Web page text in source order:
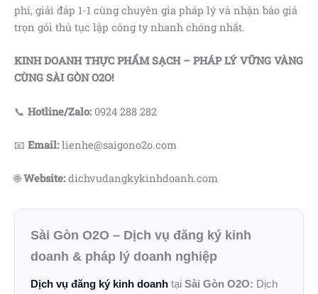
phí, giải đáp 1-1 cùng chuyên gia pháp lý và nhận báo giá
trọn gói thủ tục lập công ty nhanh chóng nhất.
KINH DOANH THỰC PHẨM SẠCH – PHÁP LÝ VỮNG VÀNG
CÙNG SÀI GÒN O2O!
📞 Hotline/Zalo:0924 288 282
📧 Email:lienhe@saigono2o.com
🌐Website:dichvudangkykinhdoanh.com
Sài Gòn O2O – Dịch vụ đăng ký kinh
doanh & pháp lý doanh nghiệp
Dịch vụ đăng ký kinh doanh tại Sài Gòn O2O: Dịch